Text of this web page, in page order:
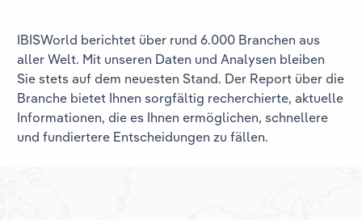
IBISWorld berichtet über rund 6.000 Branchen aus
aller Welt. Mit unseren Daten und Analysen bleiben
Sie stets auf dem neuesten Stand. Der Report über die
Branche bietet Ihnen sorgfältig recherchierte, aktuelle
Informationen, die es Ihnen ermöglichen, schnellere
und fundiertere Entscheidungen zu fällen.